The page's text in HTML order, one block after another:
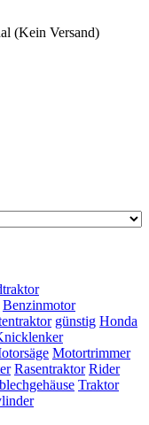
(Kein Versand)
Benzinmotor
günstig Honda
Motortrimmer
Rasentraktor Rider
Traktor